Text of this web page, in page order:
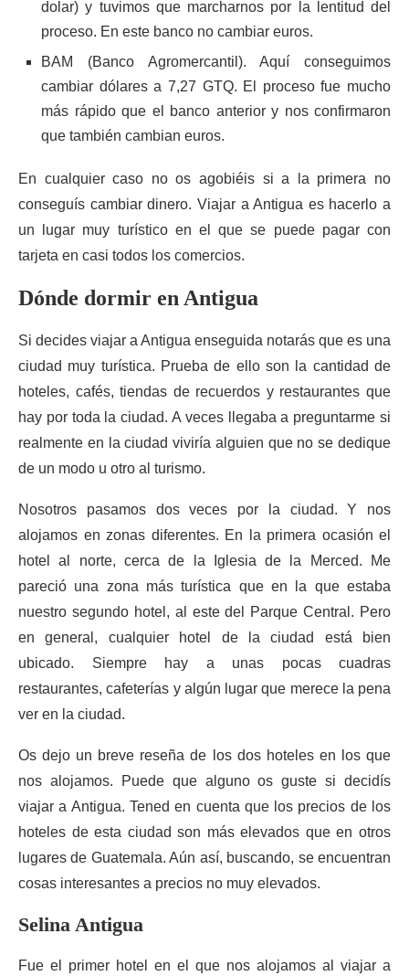
dolar) y tuvimos que marcharnos por la lentitud del
proceso. En este banco no cambiar euros.
BAM (Banco Agromercantil). Aquí conseguimos
cambiar dólares a 7,27 GTQ. El proceso fue mucho
más rápido que el banco anterior y nos confirmaron
que también cambian euros.
En cualquier caso no os agobiéis si a la primera no
conseguís cambiar dinero. Viajar a Antigua es hacerlo a
un lugar muy turístico en el que se puede pagar con
tarjeta en casi todos los comercios.
Dónde dormir en Antigua
Si decides viajar a Antigua enseguida notarás que es una
ciudad muy turística. Prueba de ello son la cantidad de
hoteles, cafés, tiendas de recuerdos y restaurantes que
hay por toda la ciudad. A veces llegaba a preguntarme si
realmente en la ciudad viviría alguien que no se dedique
de un modo u otro al turismo.
Nosotros pasamos dos veces por la ciudad. Y nos
alojamos en zonas diferentes. En la primera ocasión el
hotel al norte, cerca de la Iglesia de la Merced. Me
pareció una zona más turística que en la que estaba
nuestro segundo hotel, al este del Parque Central. Pero
en general, cualquier hotel de la ciudad está bien
ubicado. Siempre hay a unas pocas cuadras
restaurantes, cafeterías y algún lugar que merece la pena
ver en la ciudad.
Os dejo un breve reseña de los dos hoteles en los que
nos alojamos. Puede que alguno os guste si decidís
viajar a Antigua. Tened en cuenta que los precios de los
hoteles de esta ciudad son más elevados que en otros
lugares de Guatemala. Aún así, buscando, se encuentran
cosas interesantes a precios no muy elevados.
Selina Antigua
Fue el primer hotel en el que nos alojamos al viajar a